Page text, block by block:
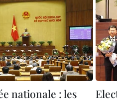
nationale : les